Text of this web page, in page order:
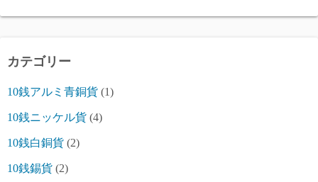
カテゴリー
10銭アルミ青銅貨 (1)
10銭ニッケル貨 (4)
10銭白銅貨 (2)
10銭錫貨 (2)